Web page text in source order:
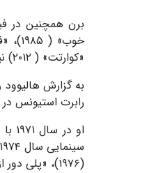
«کوارتت» ( ۲۰۱۲) نیز حضور داشته است.
رابرت استیونس
(۱۹۷۶)، «پلی دور از دسترس» (۱۹۷۷) و «نیروی ۱۰ از ناوارون» (۱۹۷۸) بود.